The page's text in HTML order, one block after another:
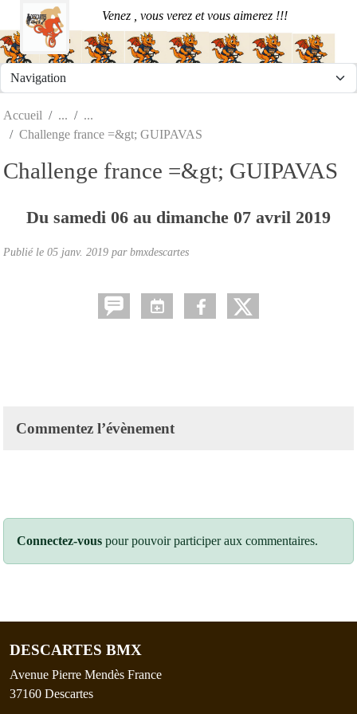
Venez , vous verez et vous aimerez !!!
Accueil
Challenge france =&gt; GUIPAVAS
Challenge france =&gt; GUIPAVAS
Du samedi 06 au dimanche 07 avril 2019
Publié le 05 janv. 2019 parbmxdescartes
Commentez l’évènement
Connectez-vous pour pouvoir participer aux commentaires.
DESCARTES BMX
Avenue Pierre Mendès France
37160 Descartes
Panneau de gestion des cookies